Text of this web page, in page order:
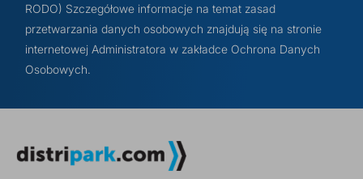
RODO) Szczegółowe informacje na temat zasad
przetwarzania danych osobowych znajdują się na stronie
internetowej Administratora w zakładce Ochrona Danych
Osobowych.